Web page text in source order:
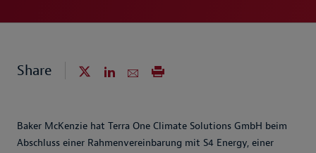
Share
Baker McKenzie hat Terra One Climate Solutions GmbH beim
Abschluss einer Rahmenvereinbarung mit S4 Energy, einer